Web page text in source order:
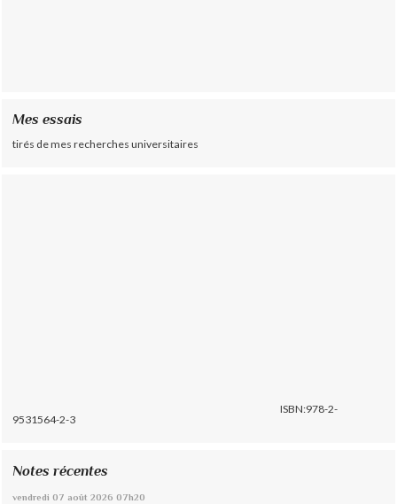
Mes essais
tirés de mes recherches universitaires
ISBN:978-2-
9531564-2-3
Notes récentes
vendredi 07 août 2026 07h20